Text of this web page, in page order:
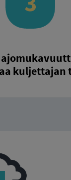
kuljettajan